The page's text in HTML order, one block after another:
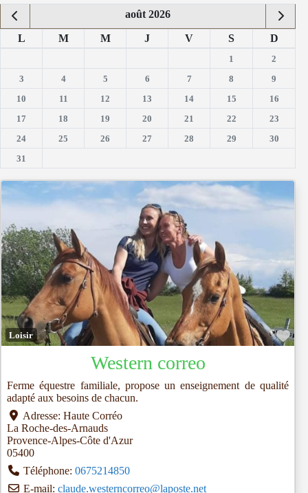
août 2026
L M M J V S D
1
2
3
4 5 6 7 8
9
10
11 12 13 14 15
16
17
18 19 20 21 22
23
24
25 26 27 28 29
30
31
Loisir
Western correo
Ferme équestre familiale, propose un enseignement de qualité
adapté aux besoins de chacun.
Adresse: Haute Corréo
La Roche-des-Arnauds
Provence-Alpes-Côte d'Azur
05400
Téléphone: 0675214850
E-mail: claude.westerncorreo@laposte.net